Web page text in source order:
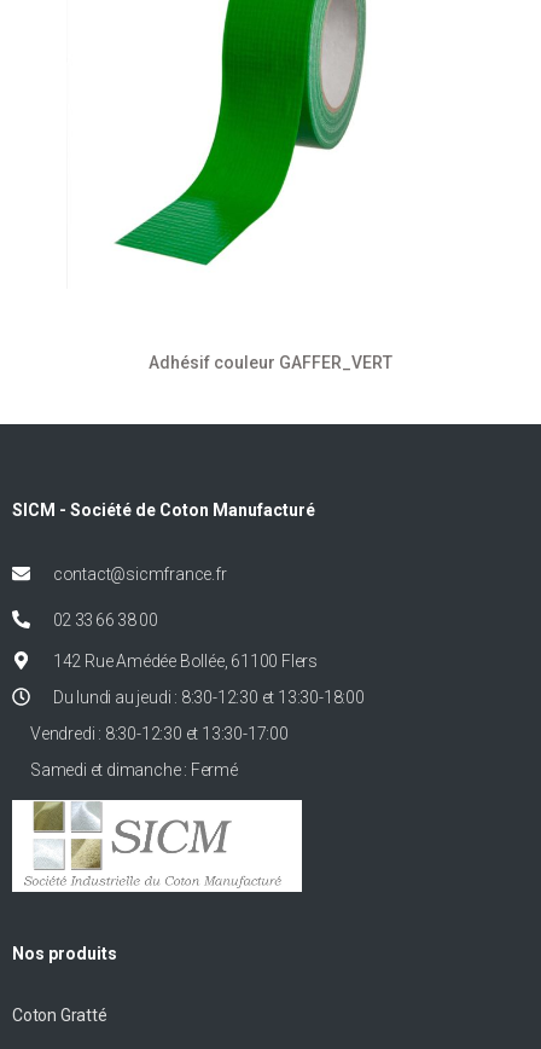
Adhésif couleur GAFFER_VERT
SICM - Société de Coton Manufacturé
contact@sicmfrance.fr
02 33 66 38 00
142 Rue Amédée Bollée, 61100 Flers
Du lundi au jeudi : 8:30-12:30 et 13:30-18:00
Vendredi : 8:30-12:30 et 13:30-17:00
Samedi et dimanche : Fermé
Nos produits
Coton Gratté